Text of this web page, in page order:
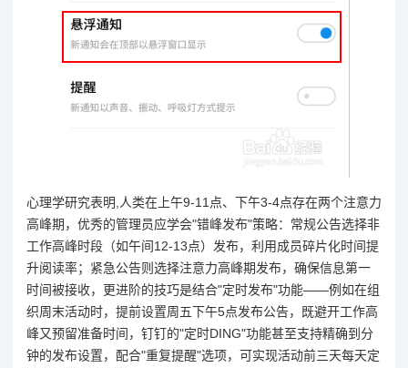
心理学研究表明,人类在上午9-11点、下午3-4点存在两个注意力
高峰期，优秀的管理员应学会"错峰发布"策略：常规公告选择非
工作高峰时段（如午间12-13点）发布，利用成员碎片化时间提
升阅读率；紧急公告则选择注意力高峰期发布，确保信息第一
时间被接收，更进阶的技巧是结合"定时发布"功能——例如在组
织周末活动时，提前设置周五下午5点发布公告，既避开工作高
峰又预留准备时间，钉钉的"定时DING"功能甚至支持精确到分
钟的发布设置，配合"重复提醒"选项，可实现活动前三天每天定